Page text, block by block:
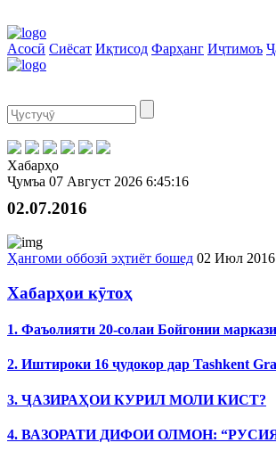
Асосӣ Сиёсат Иқтисод Фарҳанг Иҷтимоъ
Хабарҳо
Ҷумъа 07 Август 2026 6:45:16
02.07.2016
Ҳангоми оббозӣ эҳтиёт бошед 02 Июл 2016
Хабарҳои кӯтоҳ
1. Фаъолияти 20-солаи Бойгонии
2. Иштироки 16 ҷудокор дар Tashkent
3. ҶАЗИРАҲОИ КУРИЛ МОЛИ КИСТ?
4. ВАЗОРАТИ ДИФОИ ОЛМОН: